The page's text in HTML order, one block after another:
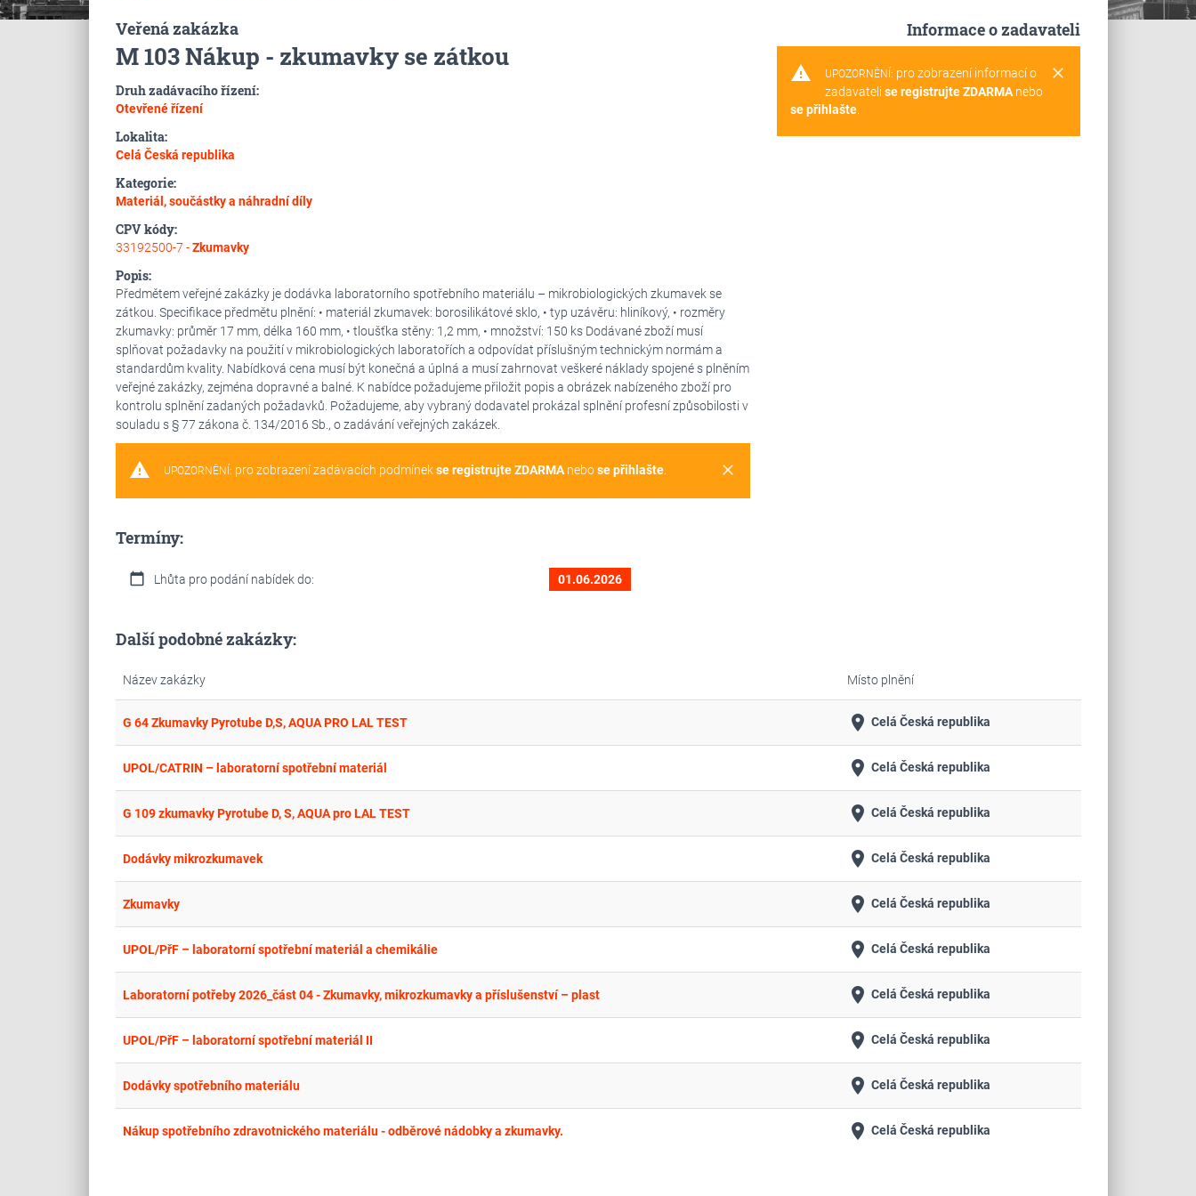
Veřená zakázka
M 103 Nákup - zkumavky se zátkou
Druh zadávacího řízení:
Otevřené řízení
Lokalita:
Celá Česká republika
Kategorie:
Materiál, součástky a náhradní díly
CPV kódy:
33192500-7 -Zkumavky
Popis:
Předmětem veřejné zakázky je dodávka laboratorního spotřebního materiálu – mikrobiologických zkumavek se
zátkou. Specifikace předmětu plnění: • materiál zkumavek: borosilikátové sklo, • typ uzávěru: hliníkový, • rozměry
zkumavky: průměr 17 mm, délka 160 mm, • tloušťka stěny: 1,2 mm, • množství: 150 ks Dodávané zboží musí
splňovat požadavky na použití v mikrobiologických laboratořích a odpovídat příslušným technickým normám a
standardům kvality. Nabídková cena musí být konečná a úplná a musí zahrnovat veškeré náklady spojené s plněním
veřejné zakázky, zejména dopravné a balné. K nabídce požadujeme přiložit popis a obrázek nabízeného zboží pro
kontrolu splnění zadaných požadavků. Požadujeme, aby vybraný dodavatel prokázal splnění profesní způsobilosti v
souladu s § 77 zákona č. 134/2016 Sb., o zadávání veřejných zakázek.
warning clear
UPOZORNĚNÍ: pro zobrazení zadávacích podmínekse registrujte ZDARMAnebose přihlašte.
Termíny:
calendar_today Lhůta pro podání nabídek do: 01.06.2026
Informace o zadavateli
warning clear
UPOZORNĚNÍ: pro zobrazení informací o
zadavateli se registrujte ZDARMAnebo
se přihlašte.
Další podobné zakázky:
Název zakázky Místo plnění
G 64 Zkumavky Pyrotube D,S, AQUA PRO LAL TEST place Celá Česká republika
UPOL/CATRIN – laboratorní spotřební materiál place Celá Česká republika
G 109 zkumavky Pyrotube D, S, AQUA pro LAL TEST place Celá Česká republika
Dodávky mikrozkumavek place Celá Česká republika
Zkumavky place Celá Česká republika
UPOL/PřF – laboratorní spotřební materiál a chemikálie place Celá Česká republika
Laboratorní potřeby 2026_část 04 - Zkumavky, mikrozkumavky a příslušenství – plast place Celá Česká republika
UPOL/PřF – laboratorní spotřební materiál II place Celá Česká republika
Dodávky spotřebního materiálu place Celá Česká republika
Nákup spotřebního zdravotnického materiálu - odběrové nádobky a zkumavky. place Celá Česká republika